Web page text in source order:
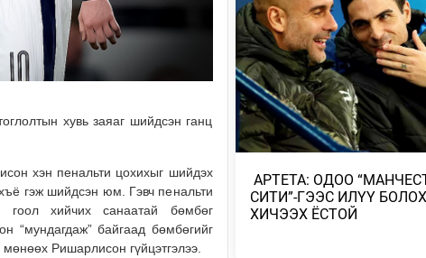
хувь заяаг шийдсэн ганц
хэн пенальти цохихыг шийдэх
гэж шийдсэн юм. Гэвч пенальти
гоол хийчих санаатай бөмбөг
“мундагдаж” байгаад бөмбөгийг
Ришарлисон гүйцэтгэлээ.
БАТБААТАРЫН ХУЛАН ЖЮҮ
ДЭЛХИЙН АВАРГА БОЛЖ, ТҮҮХ
БҮТЭЭЛЭЭ
Өчигдөр
ТӨСВИЙН БАЙНГЫН ХОРОО 67
АСУУДАЛ ХЭЛЭЛЦЭЖ,
ТӨСВИЙН ТАЛААРХ …
Өчигдөр
МОНГОЛБАНК КОЙН ИНВЕСТ
АРТЕТА: ОДОО
СИТИ”-ГЭЭС ИЛҮҮ
ХИЧЭЭХ ЁСТОЙ